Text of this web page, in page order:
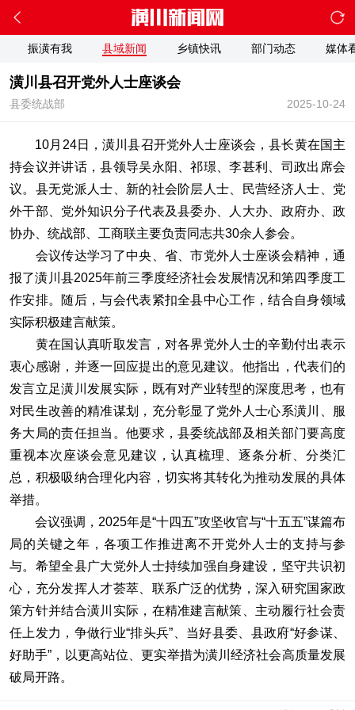
振潢有我 县域新闻 乡镇快讯 部门动态 媒体
潢川县召开党外人士座谈会
2025-10-24
县委统战部
10月24日，潢川县召开党外人士座谈会，县长黄在国主
持会议并讲话，县领导吴永阳、祁璟、李甚利、司政出席会
议。县无党派人士、新的社会阶层人士、民营经济人士、党
外干部、党外知识分子代表及县委办、人大办、政府办、政
协办、统战部、工商联主要负责同志共30余人参会。
会议传达学习了中央、省、市党外人士座谈会精神，通
报了潢川县2025年前三季度经济社会发展情况和第四季度工
作安排。随后，与会代表紧扣全县中心工作，结合自身领域
实际积极建言献策。
黄在国认真听取发言，对各界党外人士的辛勤付出表示
衷心感谢，并逐一回应提出的意见建议。他指出，代表们的
发言立足潢川发展实际，既有对产业转型的深度思考，也有
对民生改善的精准谋划，充分彰显了党外人士心系潢川、服
务大局的责任担当。他要求，县委统战部及相关部门要高度
重视本次座谈会意见建议，认真梳理、逐条分析、分类汇
总，积极吸纳合理化内容，切实将其转化为推动发展的具体
举措。
会议强调，2025年是“十四五”攻坚收官与“十五五”谋篇布
局的关键之年，各项工作推进离不开党外人士的支持与参
与。希望全县广大党外人士持续加强自身建设，坚守共识初
心，充分发挥人才荟萃、联系广泛的优势，深入研究国家政
策方针并结合潢川实际，在精准建言献策、主动履行社会责
任上发力，争做行业“排头兵”、当好县委、县政府“好参谋、
好助手”，以更高站位、更实举措为潢川经济社会高质量发展
破局开路。